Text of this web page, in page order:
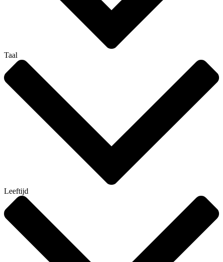
Taal
Leeftijd